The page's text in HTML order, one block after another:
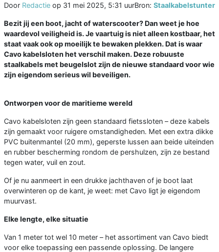
Door Redactie op 31 mei 2025, 5:31 uurBron: Staalkabelstunter
Bezit jij een boot, jacht of waterscooter? Dan weet je hoe
waardevol veiligheid is. Je vaartuig is niet alleen kostbaar, het
staat vaak ook op moeilijk te bewaken plekken. Dat is waar
Cavo kabelsloten het verschil maken. Deze robuuste
staalkabels met beugelslot zijn de nieuwe standaard voor wie
zijn eigendom serieus wil beveiligen.
Ontworpen voor de maritieme wereld
Cavo kabelsloten zijn geen standaard fietssloten – deze kabels
zijn gemaakt voor ruigere omstandigheden. Met een extra dikke
PVC buitenmantel (20 mm), geperste lussen aan beide uiteinden
en rubber bescherming rondom de pershulzen, zijn ze bestand
tegen water, vuil en zout.
Of je nu aanmeert in een drukke jachthaven of je boot laat
overwinteren op de kant, je weet: met Cavo ligt je eigendom
muurvast.
Elke lengte, elke situatie
Van 1 meter tot wel 10 meter – het assortiment van Cavo biedt
voor elke toepassing een passende oplossing. De langere